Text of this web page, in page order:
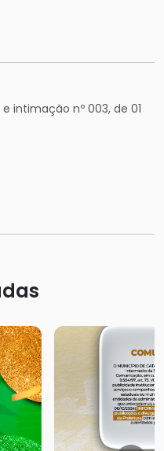
intimação nº 003, de 01